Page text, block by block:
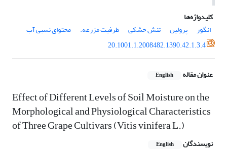
کلیدواژه‌ها
انگور
پرولین تنش خشکی ظرفیت مزرعه.
محتوای نسبی آب
20.1001.1.2008482.1390.42.1.3.4
عنوان مقاله English
Effect of Different Levels of Soil Moisture on the
Morphological and Physiological Characteristics
of Three Grape Cultivars (Vitis vinifera L.)
نویسندگان English